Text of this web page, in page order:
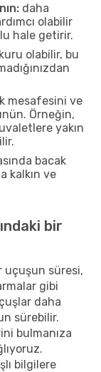
daha
olabilir
hale getirir.
olabilir, bu
mesafesini ve
Örneğin,
yakın
bacak
kalkın ve
bir
uçuşun süresi,
gibi
daha
sürebilir.
bulmanıza
bilgilere